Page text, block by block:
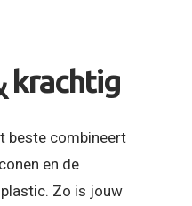
krachtig
beste combineert
en de
Zo is jouw